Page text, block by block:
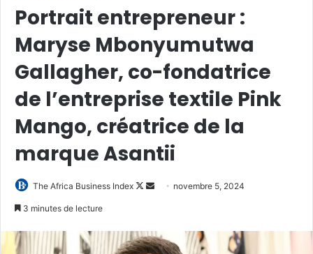
Portrait entrepreneur :
Maryse Mbonyumutwa
Gallagher, co-fondatrice
de l’entreprise textile Pink
Mango, créatrice de la
marque Asantii
The Africa Business Index
Follow
Envoyernovembre 5, 2024
3 minutes de lecture